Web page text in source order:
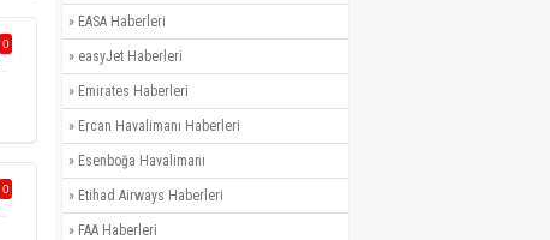
0
0
» EASA Haberleri
» easyJet Haberleri
» Emirates Haberleri
» Ercan Havalimanı Haberleri
» Esenboğa Havalimanı
» Etihad Airways Haberleri
» FAA Haberleri